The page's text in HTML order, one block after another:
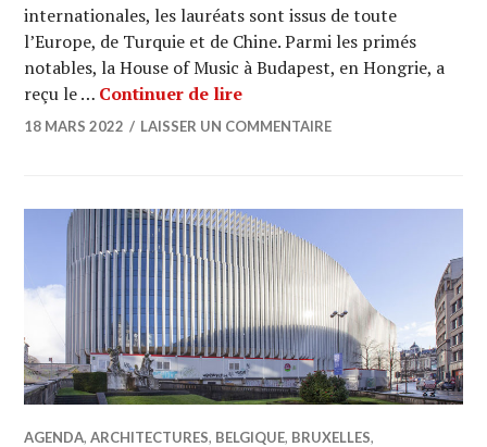
internationales, les lauréats sont issus de toute
l’Europe, de Turquie et de Chine. Parmi les primés
notables, la House of Music à Budapest, en Hongrie, a
reçu le … Continuer de lireMIPIM AWARDS 2022 :
18 MARS 2022 LAISSER UN COMMENTAIRE
AGENDA,ARCHITECTURES, BELGIQUE, BRUXELLES,